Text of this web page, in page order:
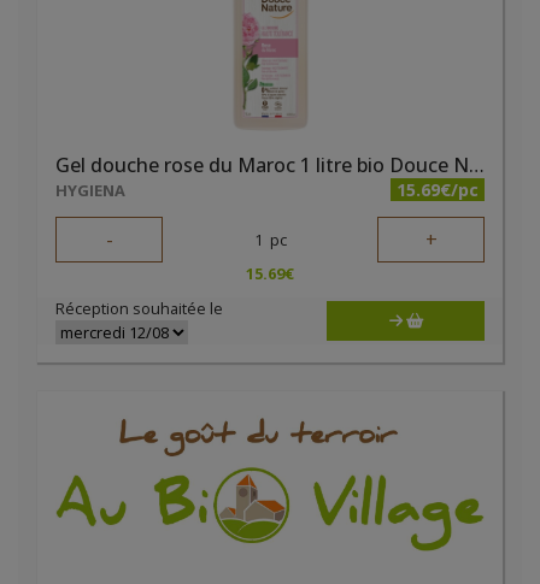
Gel douche rose du Maroc 1 litre bio Douce Nature
HYGIENA 15.69€/pc
- 1 pc +
15.69€
Réception souhaitée le